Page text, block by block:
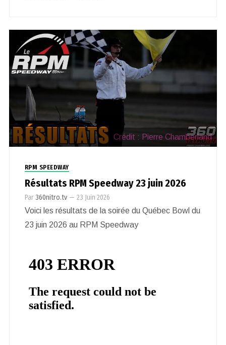
Crédit : Pierre Chamberland
RPM SPEEDWAY
Résultats RPM Speedway 23 juin 2026
Par360nitro.tv — 23 Juin 2026
Voici les résultats de la soirée du Québec Bowl du
23 juin 2026 au RPM Speedway